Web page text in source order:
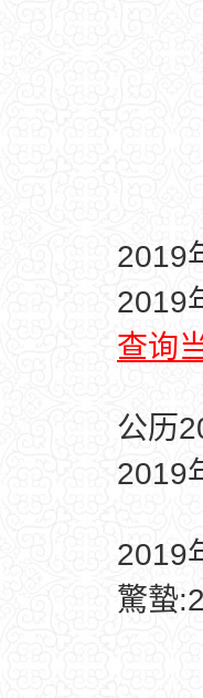
2019
2019
查询
公历
2019
2019
驚蟄